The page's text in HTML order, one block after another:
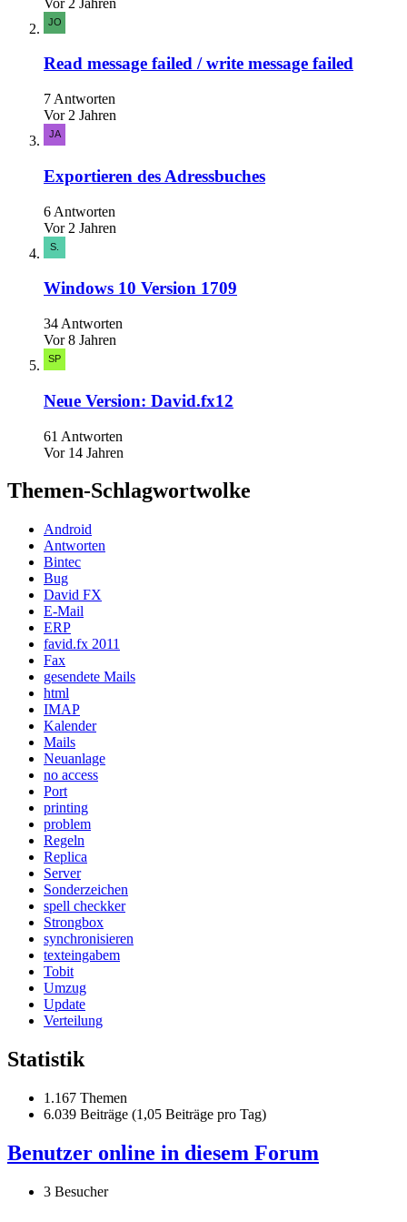
Read message failed / write message failed
7 Antworten
Vor 2 Jahren
Exportieren des Adressbuches
6 Antworten
Vor 2 Jahren
Windows 10 Version 1709
34 Antworten
Vor 8 Jahren
Neue Version: David.fx12
61 Antworten
Vor 14 Jahren
Themen-Schlagwortwolke
Android
Antworten
Bintec
Bug
David FX
E-Mail
ERP
favid.fx 2011
Fax
gesendete Mails
html
IMAP
Kalender
Mails
Neuanlage
no access
Port
printing
problem
Regeln
Replica
Server
Sonderzeichen
spell checkker
Strongbox
synchronisieren
texteingabem
Tobit
Umzug
Update
Verteilung
Statistik
1.167 Themen
6.039 Beiträge (1,05 Beiträge pro Tag)
Benutzer online in diesem Forum
3 Besucher